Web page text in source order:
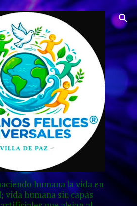
principal
humana la vida en
vida humana sin capas